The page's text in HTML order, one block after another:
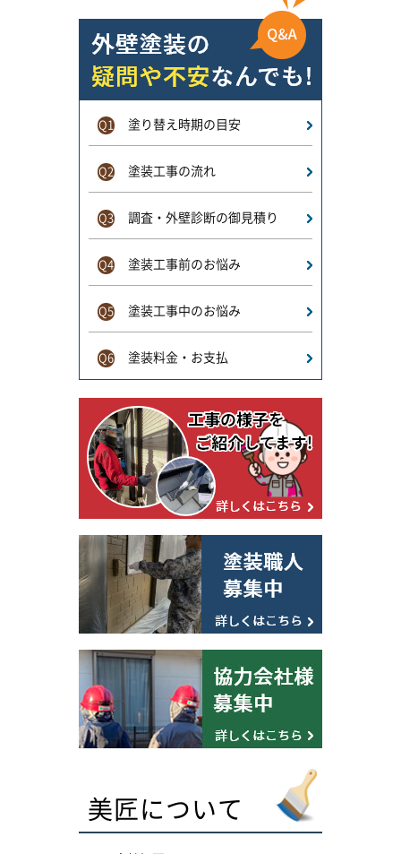
Q1 塗り替え時期の目安
Q2 塗装工事の流れ
Q3 調査・外壁診断の御見積り
Q4 塗装工事前のお悩み
Q5 塗装工事中のお悩み
Q6 塗装料金・お支払
美匠について